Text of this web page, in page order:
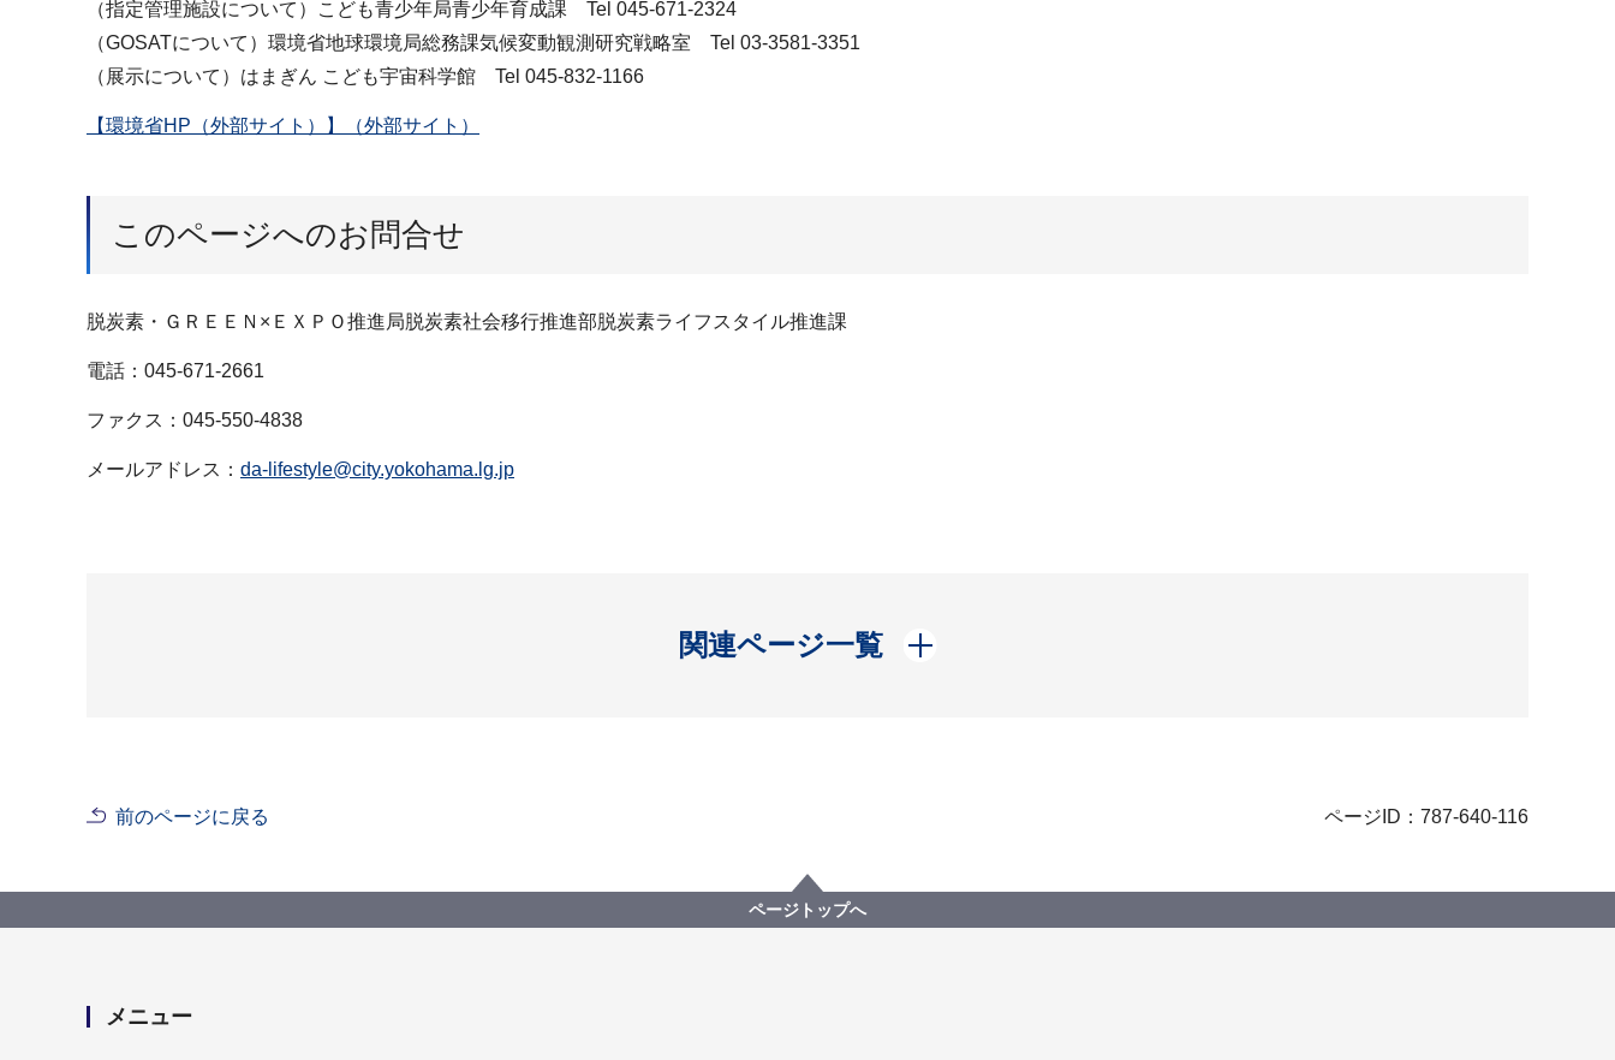
（指定管理施設について）こども青少年局青少年育成課 Tel 045-671-2324
（GOSATについて）環境省地球環境局総務課気候変動観測研究戦略室 Tel 03-3581-3351
（展示について）はまぎん こども宇宙科学館 Tel 045-832-1166
【環境省HP（外部サイト）】（外部サイト）
このページへのお問合せ
脱炭素・ＧＲＥＥＮ×ＥＸＰＯ推進局脱炭素社会移行推進部脱炭素ライフスタイル推進課
電話：045-671-2661
ファクス：045-550-4838
メールアドレス： da-lifestyle@city.yokohama.lg.jp
関連ページ一覧
開く
前のページに戻る ページID：787-640-116
ページトップへ
メニュー